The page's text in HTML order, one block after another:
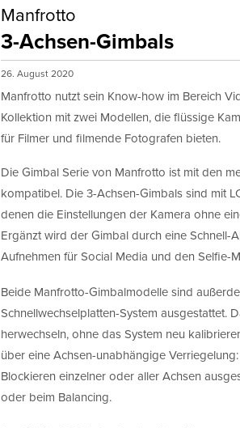
Manfrotto
3-Achsen-Gimbals
26. August 2020
Manfrotto nutzt sein Know-how im Bereich
Kollektion mit zwei Modellen, die flüssige
für Filmer und filmende Fotografen bieten.
Die Gimbal Serie von Manfrotto ist mit den
kompatibel. Die 3-Achsen-Gimbals sind mit
denen die Einstellungen der Kamera ohne
Ergänzt wird der Gimbal durch eine Schnell-
Aufnehmen für Social Media und den Selfie-
Beide Manfrotto-Gimbalmodelle sind
Schnellwechselplatten-System ausgestattet.
herwechseln, ohne das System neu
über eine Achsen-unabhängige
Blockieren einzelner oder aller Achsen
oder beim Balancing.